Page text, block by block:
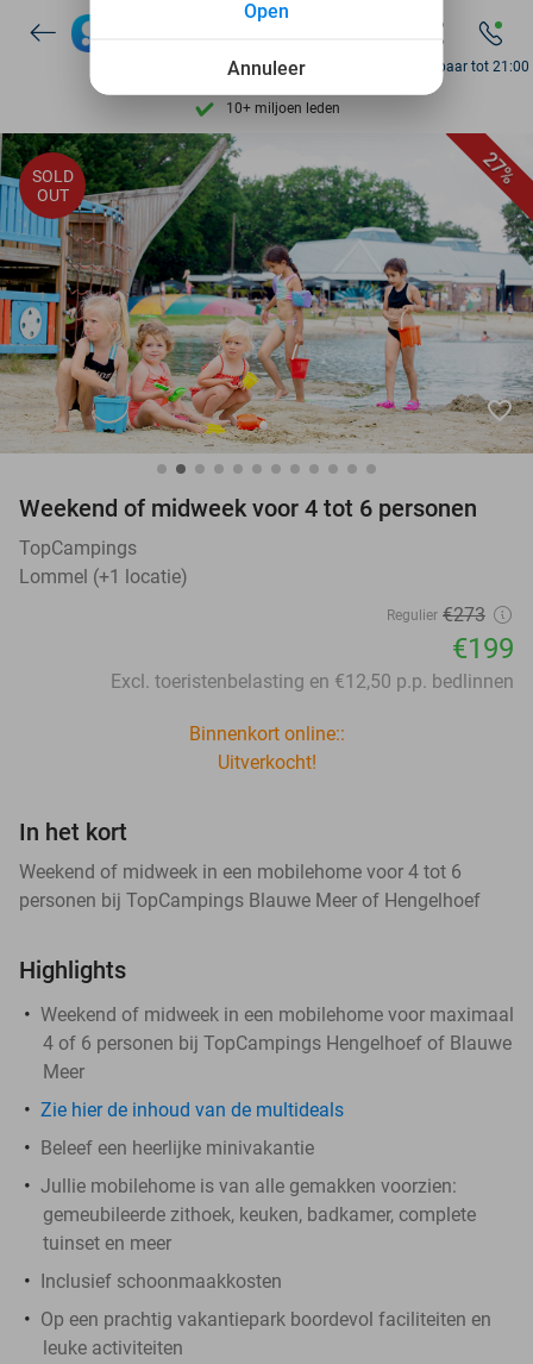
Ontdek 15.000+ deals
7 dagen per week beschikbaar
10+ miljoen leden
206.265 reviews
Ontdek 15.000+ deals
7 dagen per week beschikbaar
10+ miljoen leden
Bereikbaar tot 21:00
27%
SOLD
OUT
favorite_border
Weekend of midweek voor 4 tot 6 personen
TopCampings
Lommel (+1 locatie)
Regulier €273
€199
Excl. toeristenbelasting en €12,50 p.p. bedlinnen
Binnenkort online::
Uitverkocht!
In het kort
Weekend of midweek in een mobilehome voor 4 tot 6
personen bij TopCampings Blauwe Meer of Hengelhoef
Highlights
Weekend of midweek in een mobilehome voor maximaal
4 of 6 personen bij TopCampings Hengelhoef of Blauwe
Meer
Zie hier de inhoud van de multideals
Beleef een heerlijke minivakantie
Jullie mobilehome is van alle gemakken voorzien:
gemeubileerde zithoek, keuken, badkamer, complete
tuinset en meer
Inclusief schoonmaakkosten
Op een prachtig vakantiepark boordevol faciliteiten en
leuke activiteiten
Annuleer
Open